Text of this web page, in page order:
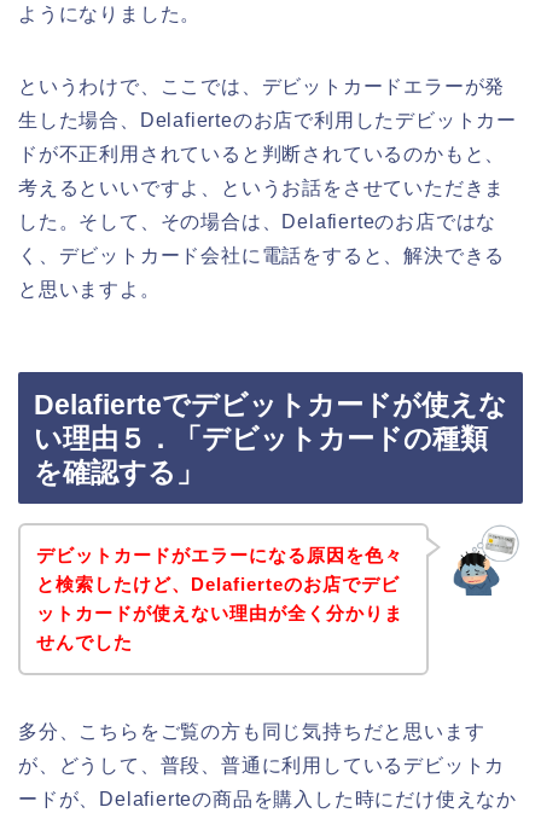
ようになりました。
というわけで、ここでは、デビットカードエラーが発
生した場合、Delafierteのお店で利用したデビットカー
ドが不正利用されていると判断されているのかもと、
考えるといいですよ、というお話をさせていただきま
した。そして、その場合は、Delafierteのお店ではな
く、デビットカード会社に電話をすると、解決できる
と思いますよ。
Delafierteでデビットカードが使えな
い理由５．「デビットカードの種類
を確認する」
デビットカードがエラーになる原因を色々
と検索したけど、Delafierteのお店でデビ
ットカードが使えない理由が全く分かりま
せんでした
多分、こちらをご覧の方も同じ気持ちだと思います
が、どうして、普段、普通に利用しているデビットカ
ードが、Delafierteの商品を購入した時にだけ使えなか